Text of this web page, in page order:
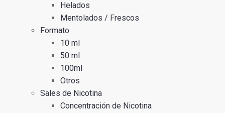
Helados
Mentolados / Frescos
Formato
10 ml
50 ml
100ml
Otros
Sales de Nicotina
Concentración de Nicotina